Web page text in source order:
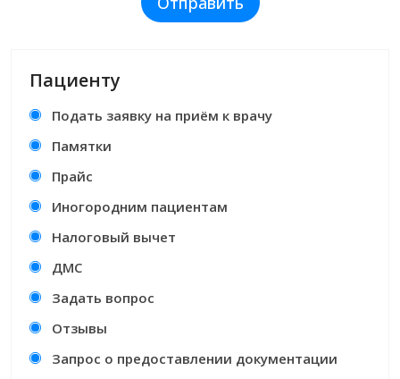
Пациенту
Подать заявку на приём к врачу
Памятки
Прайс
Иногородним пациентам
Налоговый вычет
ДМС
Задать вопрос
Отзывы
Запрос о предоставлении документации